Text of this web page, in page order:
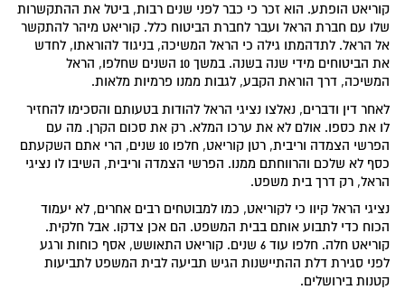
קוריאט הופתע. הוא זכר כי כבר לפני שנים רבות, ביטל את ההתקשרות
שלו עם חברת הראל ועבר לחברת הביטוח כלל. קוריאט מיהר להתקשר
אל הראל. לתדהמתו גילה כי הראל המשיכה, בניגוד להוראתו, לחדש
את הביטוחים מידי שנה בשנה. במשך 10 השנים שחלפו, הראל
המשיכה, דרך הוראת הקבע, לגבות ממנו פרמיות מלאות.
לאחר דין ודברים, נאלצו נציגי הראל להודות בטעותם והסכימו להחזיר
לו את כספו. אולם לא את ערכו המלא. רק את סכום הקרן. מה עם
הפרשי הצמדה וריבית, רטן קוריאט, חלפו 10 שנים, הרי אתם השקעתם
כסף לא שלכם והרווחתם ממנו. הפרשי הצמדה וריבית, השיבו לו נציגי
הראל, רק דרך בית משפט.
נציגי הראל קיוו כי לקוריאט, כמו למבוטחים רבים אחרים, לא יעמוד
הכוח כדי לתבוע אותם בבית המשפט. הם אכן צדקו. אבל חלקית.
קוריאט חלה. חלפו עוד 6 שנים. קוריאט התאושש, אסף כוחות ורגע
לפני סגירת דלת ההתיישנות הגיש תביעה לבית המשפט לתביעות
קטנות בירושלים.